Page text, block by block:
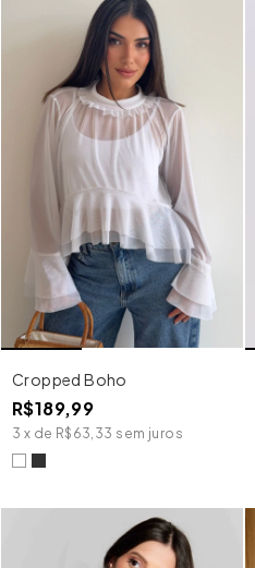
Cropped Boho
R$189,99
3 x de R$63,33 sem juros